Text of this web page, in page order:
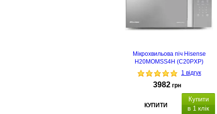
Мікрохвильова піч Hisense
H20MOMSS4H (C20PXP)
1 відгук
3982 грн
КУПИТИ
Купити
в 1 клік